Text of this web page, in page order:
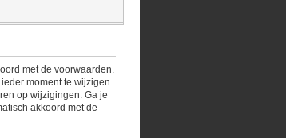
met de voorwaarden.
moment te wijzigen
op wijzigingen. Ga je
akkoord met de